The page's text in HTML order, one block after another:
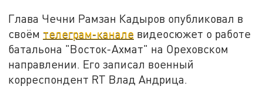
Глава Чечни Рамзан Кадыров опубликовал в
своём телеграм-канале видеосюжет о работе
батальона "Восток-Ахмат" на Ореховском
направлении. Его записал военный
корреспондент RT Влад Андрица.